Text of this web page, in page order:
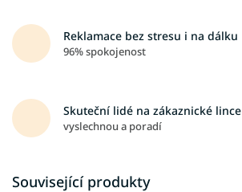
Reklamace bez stresu i na dálku
96% spokojenost
Skuteční lidé na zákaznické lince
vyslechnou a poradí
Související produkty